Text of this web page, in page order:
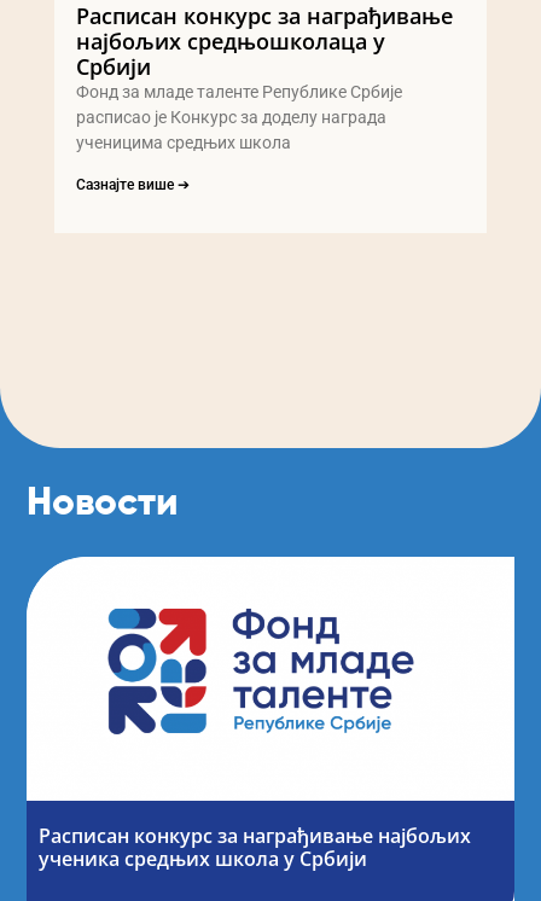
Расписан конкурс за награђивање
најбољих средњошколаца у
Србији
Фонд за младе таленте Републике Србије
расписао је Конкурс за доделу награда
ученицима средњих школа
Сазнајте више ➔
Новости
Расписан конкурс за награђивање најбољих
ученика средњих школа у Србији